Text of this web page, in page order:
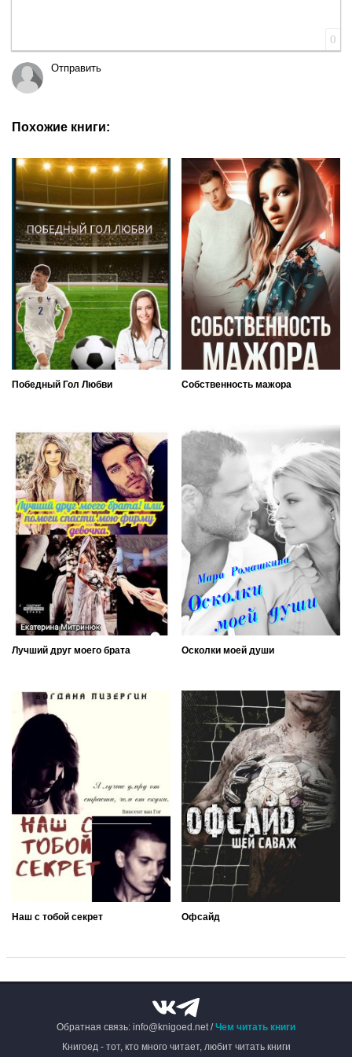
0
Отправить
Похожие книги:
Победный Гол Любви Собственность мажора
Лучший друг моего брата Осколки моей души
Наш с тобой секрет Офсайд
Обратная связь: info@knigoed.net /Чем читать книги
Книгоед - тот, кто много читает, любит читать книги